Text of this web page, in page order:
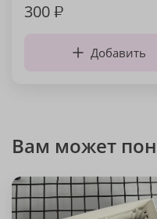
300₽
Добавить
Вам может